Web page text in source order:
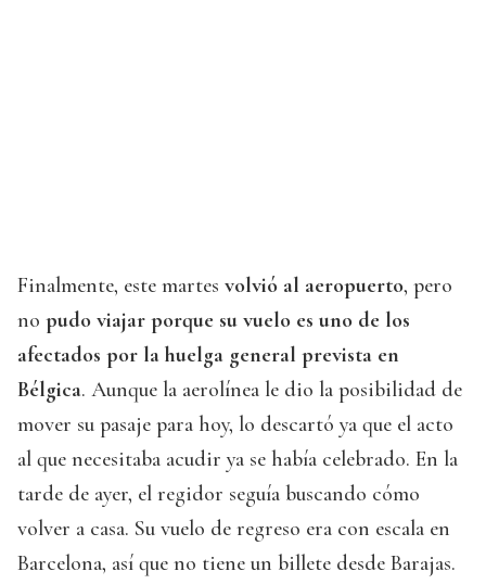
Finalmente, este martes volvió al aeropuerto, pero
no pudo viajar porque su vuelo es uno de los
afectados por la huelga general prevista en
Bélgica. Aunque la aerolínea le dio la posibilidad de
mover su pasaje para hoy, lo descartó ya que el acto
al que necesitaba acudir ya se había celebrado. En la
tarde de ayer, el regidor seguía buscando cómo
volver a casa. Su vuelo de regreso era con escala en
Barcelona, así que no tiene un billete desde Barajas.